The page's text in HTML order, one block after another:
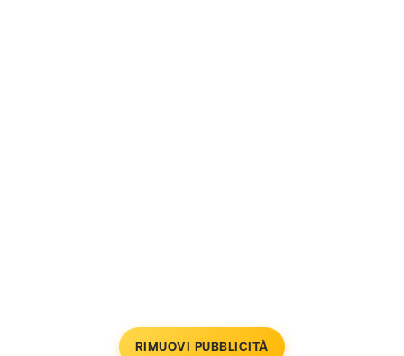
RIMUOVI PUBBLICITÀ